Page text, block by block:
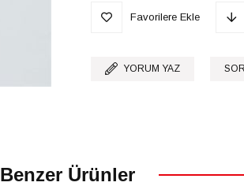
Favorilere Ekle
YORUM YAZ
Benzer Ürünler